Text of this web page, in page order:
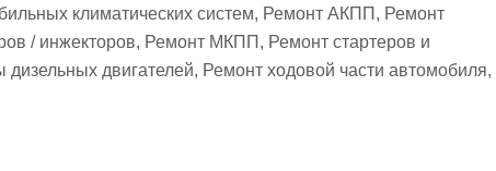
климатических систем, Ремонт АКПП, Ремонт
/ инжекторов, Ремонт МКПП, Ремонт стартеров и
двигателей, Ремонт ходовой части автомобиля,